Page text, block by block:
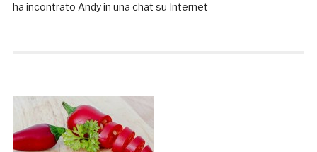
ha incontrato Andy in una chat su Internet